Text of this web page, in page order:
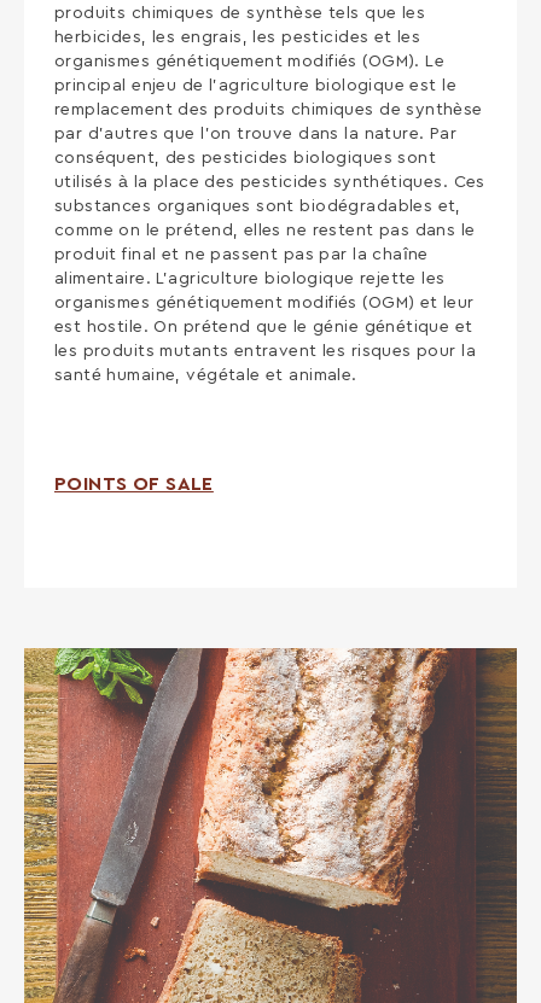
produits chimiques de synthèse tels que les
herbicides, les engrais, les pesticides et les
organismes génétiquement modifiés (OGM). Le
principal enjeu de l’agriculture biologique est le
remplacement des produits chimiques de synthèse
par d’autres que l’on trouve dans la nature. Par
conséquent, des pesticides biologiques sont
utilisés à la place des pesticides synthétiques. Ces
substances organiques sont biodégradables et,
comme on le prétend, elles ne restent pas dans le
produit final et ne passent pas par la chaîne
alimentaire. L’agriculture biologique rejette les
organismes génétiquement modifiés (OGM) et leur
est hostile. On prétend que le génie génétique et
les produits mutants entravent les risques pour la
santé humaine, végétale et animale.
POINTS OF SALE